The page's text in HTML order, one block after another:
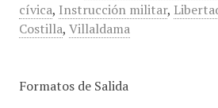
cívica, Instrucción militar,
Costilla, Villaldama
Formatos de Salida